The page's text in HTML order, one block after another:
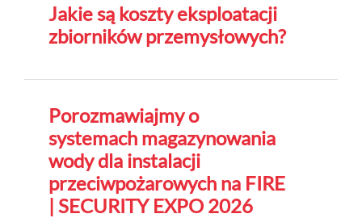
Jakie są koszty eksploatacji
zbiorników przemysłowych?
Porozmawiajmy o
systemach magazynowania
wody dla instalacji
przeciwpożarowych na FIRE
| SECURITY EXPO 2026